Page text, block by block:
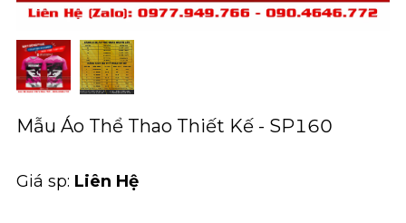
Mẫu Áo Thể Thao Thiết Kế - SP160
Giá sp: Liên Hệ